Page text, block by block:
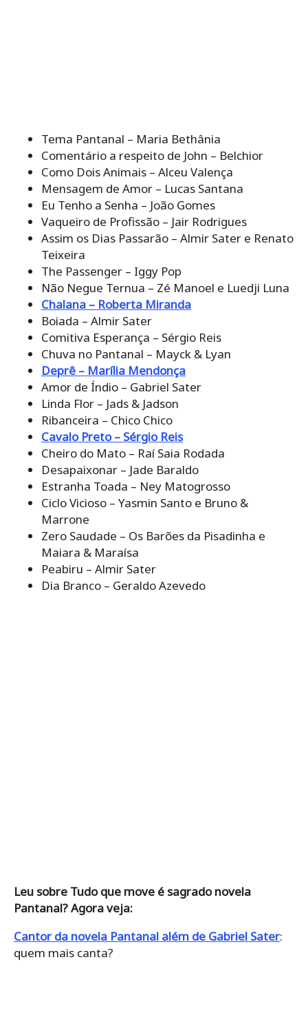
Tema Pantanal – Maria Bethânia
Comentário a respeito de John – Belchior
Como Dois Animais – Alceu Valença
Mensagem de Amor – Lucas Santana
Eu Tenho a Senha – João Gomes
Vaqueiro de Profissão – Jair Rodrigues
Assim os Dias Passarão – Almir Sater e Renato
Teixeira
The Passenger – Iggy Pop
Não Negue Ternua – Zé Manoel e Luedji Luna
Chalana – Roberta Miranda
Boiada – Almir Sater
Comitiva Esperança – Sérgio Reis
Chuva no Pantanal – Mayck & Lyan
Deprê – Marília Mendonça
Amor de Índio – Gabriel Sater
Linda Flor – Jads & Jadson
Ribanceira – Chico Chico
Cavalo Preto – Sérgio Reis
Cheiro do Mato – Raí Saia Rodada
Desapaixonar – Jade Baraldo
Estranha Toada – Ney Matogrosso
Ciclo Vicioso – Yasmin Santo e Bruno &
Marrone
Zero Saudade – Os Barões da Pisadinha e
Maiara & Maraísa
Peabiru – Almir Sater
Dia Branco – Geraldo Azevedo
Leu sobre Tudo que move é sagrado novela
Pantanal? Agora veja:
Cantor da novela Pantanal além de Gabriel Sater:
quem mais canta?